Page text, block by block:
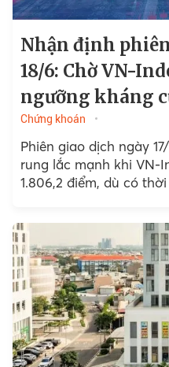
Nhận định
18/6: Chờ VN-
ngưỡng kháng
Chứng khoán
Phiên giao dịch ngày
rung lắc mạnh khi VN-
1.806,2 điểm, dù có